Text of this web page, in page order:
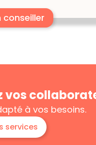
conseiller
vos
à vos besoins.
services